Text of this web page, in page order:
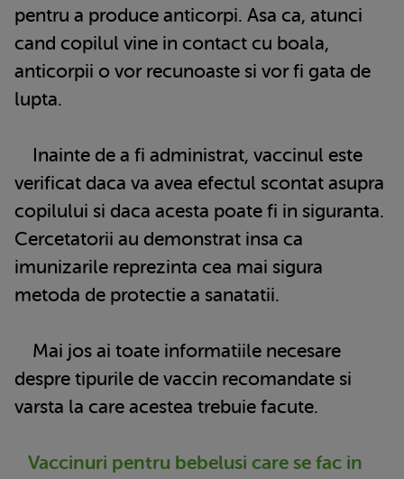
pentru a produce anticorpi. Asa ca, atunci
cand copilul vine in contact cu boala,
anticorpii o vor recunoaste si vor fi gata de
lupta.
Inainte de a fi administrat, vaccinul este
verificat daca va avea efectul scontat asupra
copilului si daca acesta poate fi in siguranta.
Cercetatorii au demonstrat insa ca
imunizarile reprezinta cea mai sigura
metoda de protectie a sanatatii.
Mai jos ai toate informatiile necesare
despre tipurile de vaccin recomandate si
varsta la care acestea trebuie facute.
Vaccinuri pentru bebelusi care se fac in